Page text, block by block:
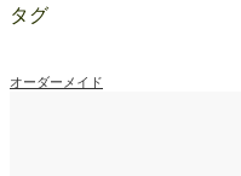
タグ
オーダーメイド